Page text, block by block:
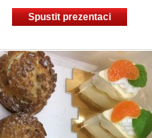
Spustit prezentaci